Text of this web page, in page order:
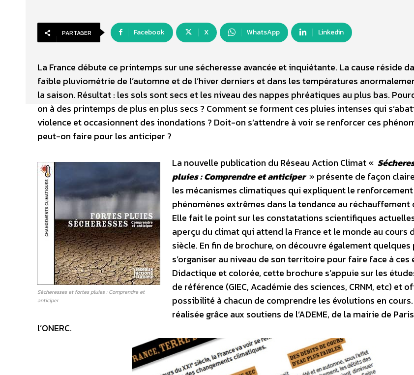
PARTAGER Facebook X WhatsApp Linkedin
La France débute ce printemps sur une sécheresse avancée et inquiétante. La cause réside
faible pluviométrie de l’automne et de l’hiver derniers et dans les températures
la saison. Résultat : les sols sont secs et les niveau des nappes phréatiques au plus bas.
on à des printemps de plus en plus secs ? Comment se forment ces pluies intenses qui
violence et occasionnent des inondations ? Doit-on s’attendre à voir se renforcer ces
peut-on faire pour les anticiper ?
Sécheresses et fortes pluies : Comprendre et
anticiper
La nouvelle publication du Réseau Action Climat «
pluies : Comprendre et anticiper » présente de façon
les mécanismes climatiques qui expliquent le
phénomènes extrêmes dans la tendance au réchauffement
Elle fait le point sur les constatations scientifiques
aperçu du climat qui attend la France et le monde au cours
siècle. En fin de brochure, on découvre également
s’organiser au niveau de son territoire pour faire face à ces
Didactique et colorée, cette brochure s’appuie sur les
de référence (GIEC, Académie des sciences, CRNM, etc) et
possibilité à chacun de comprendre les évolutions en
réalisée grâce aux soutiens de l’ADEME, de la mairie de
l’ONERC.